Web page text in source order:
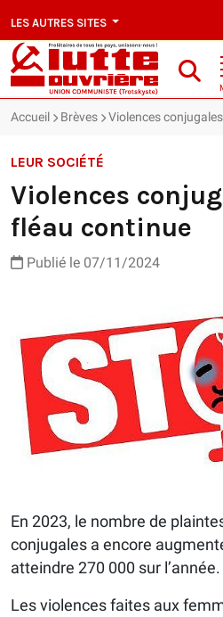
LES AUTRES SITES
Accueil Brèves Violences
LEUR SOCIÉTÉ
Violences
fléau continue
Publié le 07/11/2024
En 2023, le nombre de
conjugales a encore
atteindre 270 000 sur l’année.
Les violences faites aux